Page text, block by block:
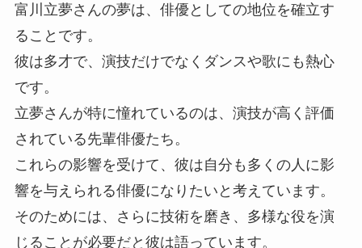
富川立夢さんの夢は、俳優としての地位を確立す
ることです。
彼は多才で、演技だけでなくダンスや歌にも熱心
です。
立夢さんが特に憧れているのは、演技が高く評価
されている先輩俳優たち。
これらの影響を受けて、彼は自分も多くの人に影
響を与えられる俳優になりたいと考えています。
そのためには、さらに技術を磨き、多様な役を演
じることが必要だと彼は語っています。